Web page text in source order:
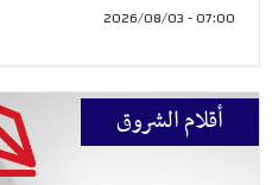
07:00 - 2026/08/03
أقلام الشروق